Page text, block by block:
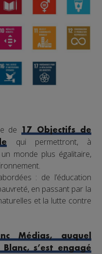
de17 Objectifs de
qui permettront, à
monde plus égalitaire,
: de l’éducation
en passant par la
et la lutte contre
Médias, auquel
s’est engagé